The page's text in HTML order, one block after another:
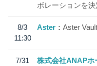
ボレーションを決
8/3
11:30
Aster Aster
7/31
株式会社ANAPホ